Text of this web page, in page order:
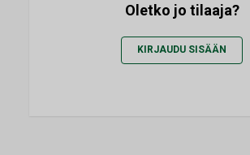
Oletko jo tilaaja?
KIRJAUDU SISÄÄN